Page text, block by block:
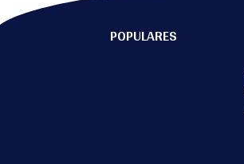
POPULARES